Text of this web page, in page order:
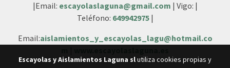
|Email: escayolaslaguna@gmail.com | Vigo: |
Teléfono: 649942975|
Email:aislamientos_y_escayolas_lagu@hotmail.co
Escayolas y Aislamientos Laguna slutiliza cookies propias y